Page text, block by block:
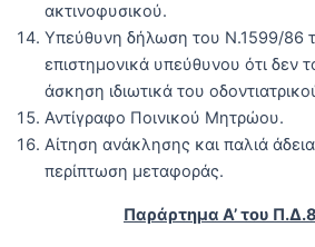
ακτινοφυσικού.
Υπεύθυνη δήλωση του Ν.1599/86
επιστημονικά υπεύθυνου ότι δεν
άσκηση ιδιωτικά του
Αντίγραφο Ποινικού Μητρώου.
Αίτηση ανάκλησης και παλιά
περίπτωση μεταφοράς.
Παράρτημα Α’ του